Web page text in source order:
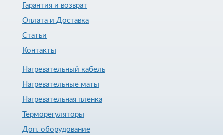
Гарантия и возврат
Оплата и Доставка
Статьи
Контакты
Нагревательный кабель
Нагревательные маты
Нагревательная пленка
Терморегуляторы
Доп. оборудование